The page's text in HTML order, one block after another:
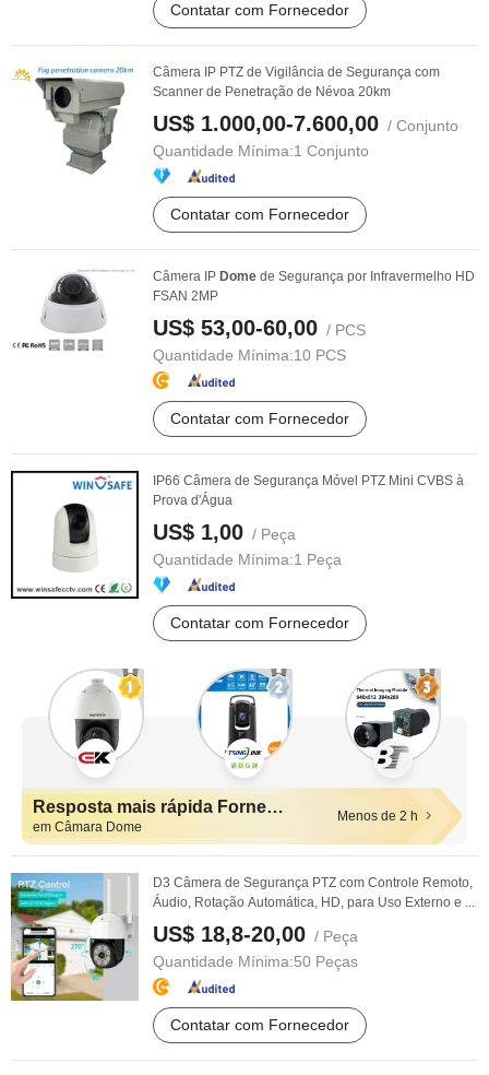
Contatar com Fornecedor
Câmera IP PTZ de Vigilância de Segurança com
Scanner de Penetração de Névoa 20km
US$ 1.000,00-7.600,00 / Conjunto
Quantidade Mínima:1 Conjunto
Contatar com Fornecedor
Câmera IP Dome de Segurança por Infravermelho HD
FSAN 2MP
US$ 53,00-60,00 / PCS
Quantidade Mínima:10 PCS
Contatar com Fornecedor
IP66 Câmera de Segurança Móvel PTZ Mini CVBS à
Prova d'Água
US$ 1,00 / Peça
Quantidade Mínima:1 Peça
Contatar com Fornecedor
Resposta mais rápida Fornecedores
em Câmara Dome
Menos de 2 h
D3 Câmera de Segurança PTZ com Controle Remoto,
Áudio, Rotação Automática, HD, para Uso Externo e ...
US$ 18,8-20,00 / Peça
Quantidade Mínima:50 Peças
Contatar com Fornecedor